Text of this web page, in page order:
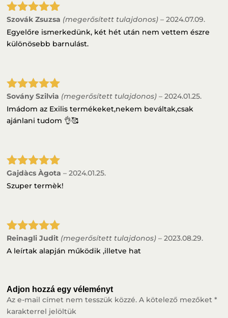
Értékelés:
5/ 5
Szovák Zsuzsa (megerősített tulajdonos) – 2024.07.09.
Egyelőre ismerkedünk, két hét után nem vettem észre
különösebb barnulást.
Értékelés:
5/ 5
Sovány Szilvia (megerősített tulajdonos) – 2024.01.25.
Imádom az Exilis termékeket,nekem beváltak,csak
ajánlani tudom 👌🥰
Értékelés:
5/ 5
Gajdàcs Àgota– 2024.01.25.
Szuper termèk!
Értékelés:
5 / 5
Reinagli Judit (megerősített tulajdonos) – 2023.08.29.
A leírtak alapján működik ,illetve hat
Adjon hozzá egy véleményt
Az e-mail címet nem tesszük közzé. A kötelező mezőket*
karakterrel jelöltük